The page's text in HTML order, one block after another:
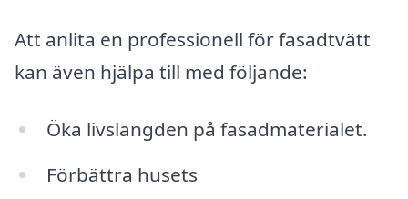
Att anlita en professionell för fasadtvätt
kan även hjälpa till med följande:
Öka livslängden på fasadmaterialet.
Förbättra husets